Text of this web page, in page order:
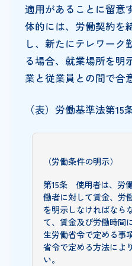
適用があることに留意
体的には、労働契約を
し、新たにテレワーク
る場合、就業場所を明
業と従業員との間で合
（表）労働基準法第15
（労働条件の明示）
第15条 使用者は、労
働者に対して賃金、労
を明示しなければなら
て、賃金及び労働時間
生労働省令で定める事
省令で定める方法によ
い。